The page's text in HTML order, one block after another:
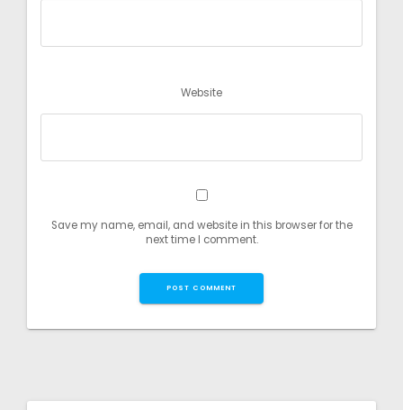
Website
Save my name, email, and website in this browser for the
next time I comment.